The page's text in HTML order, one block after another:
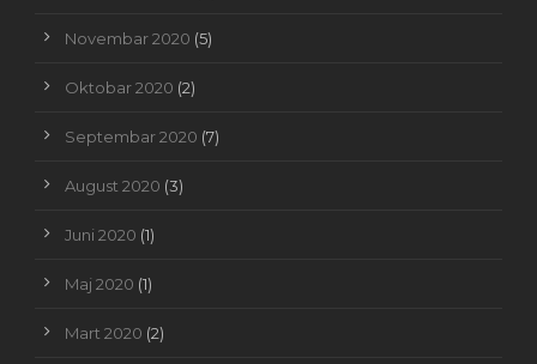
Novembar 2020 (5)
Oktobar 2020 (2)
Septembar 2020 (7)
August 2020 (3)
Juni 2020 (1)
Maj 2020 (1)
Mart 2020 (2)